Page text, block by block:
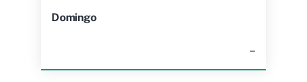
Domingo
–